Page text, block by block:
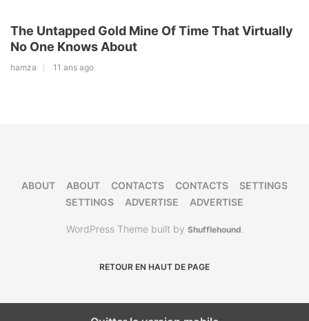
The Untapped Gold Mine Of Time That Virtually
No One Knows About
hamza 11 ans ago
ABOUT ABOUT CONTACTS CONTACTS
SETTINGS
SETTINGS
ADVERTISE ADVERTISE
WordPress Theme built by Shufflehound.
RETOUR EN HAUT DE PAGE